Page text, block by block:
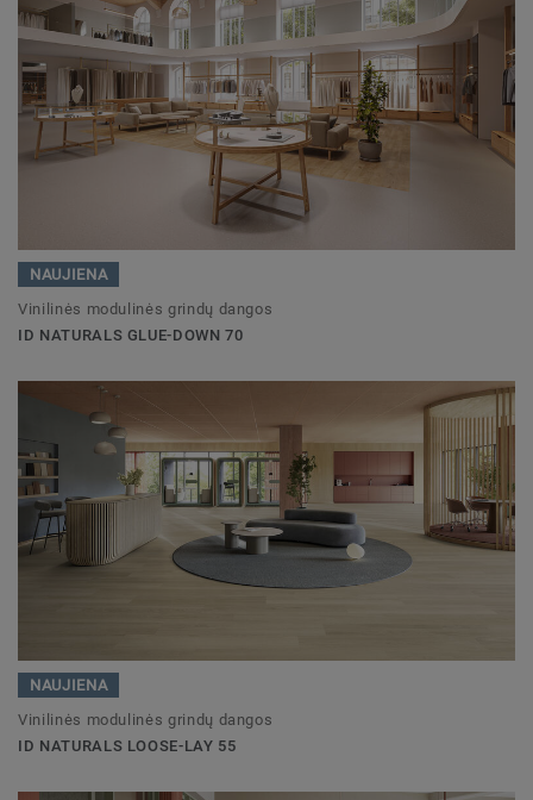
NAUJIENA
Vinilinės modulinės grindų dangos
ID NATURALS GLUE-DOWN 70
NAUJIENA
Vinilinės modulinės grindų dangos
ID NATURALS LOOSE-LAY 55